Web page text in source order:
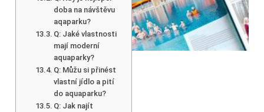
doba na návštěvu
aqaparku?
Q: Jaké vlastnosti
mají moderní
aquaparky?
Q: Můžu si přinést
vlastní jídlo a pití
do aquaparku?
Q: Jak najít